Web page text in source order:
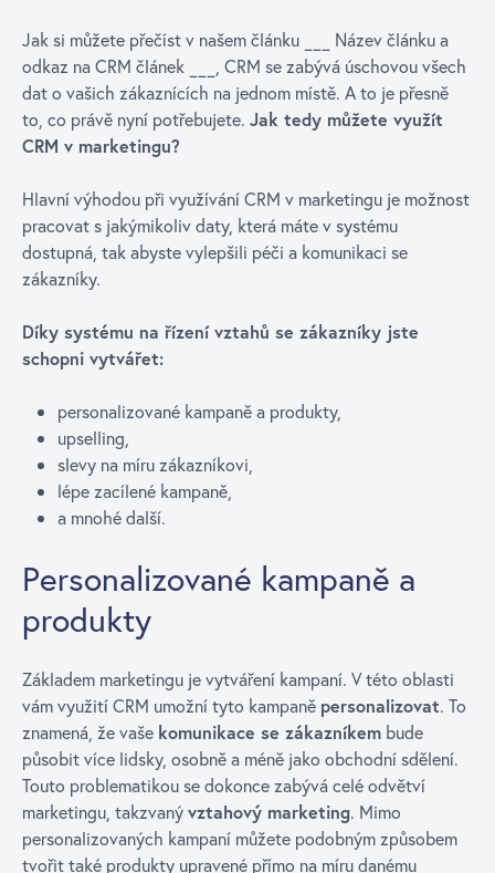
Jak si můžete přečíst v našem článku ___ Název článku a
odkaz na CRM článek ___, CRM se zabývá úschovou všech
dat o vašich zákaznících na jednom místě. A to je přesně
to, co právě nyní potřebujete. Jak tedy můžete využít
CRM v marketingu?
Hlavní výhodou při využívání CRM v marketingu je možnost
pracovat s jakýmikoliv daty, která máte v systému
dostupná, tak abyste vylepšili péči a komunikaci se
zákazníky.
Díky systému na řízení vztahů se zákazníky jste
schopni vytvářet:
personalizované kampaně a produkty,
upselling,
slevy na míru zákazníkovi,
lépe zacílené kampaně,
a mnohé další.
Personalizované kampaně a
produkty
Základem marketingu je vytváření kampaní. V této oblasti
vám využití CRM umožní tyto kampaně personalizovat. To
znamená, že vaše komunikace se zákazníkem bude
působit více lidsky, osobně a méně jako obchodní sdělení.
Touto problematikou se dokonce zabývá celé odvětví
marketingu, takzvanývztahový marketing. Mimo
personalizovaných kampaní můžete podobným způsobem
tvořit také produkty upravené přímo na míru danému